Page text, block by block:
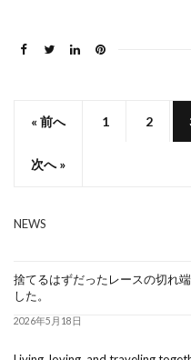
« 前へ 1 2
次へ »
NEWS
捨てるはずだったレースの切れ
した。
2026年5月18日